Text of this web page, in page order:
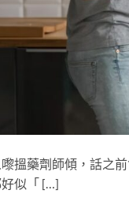
搵藥劑師傾，話之
似「 […]